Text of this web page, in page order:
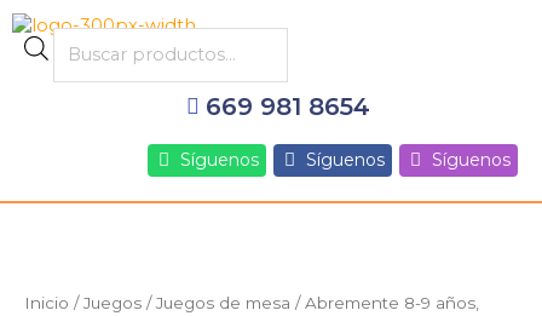
al
contenido
Products
search
669 981 8654
Síguenos Síguenos Síguenos
Inicio /Juegos /Juegos de mesa / Abremente 8-9 años,